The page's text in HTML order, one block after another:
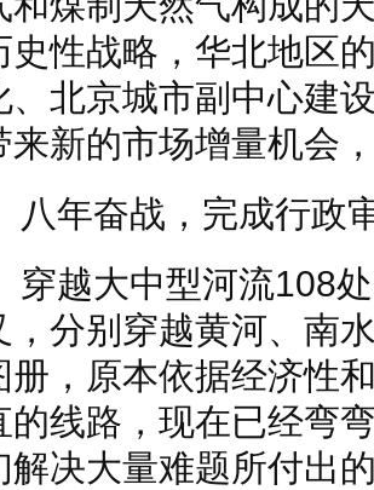
史性战略，华北地区
、北京城市副中心建
来新的市场增量机会
八年奋战，完成行政
穿越大中型河流108
，分别穿越黄河、南
册，原本依据经济性
的线路，现在已经弯
解决大量难题所付出